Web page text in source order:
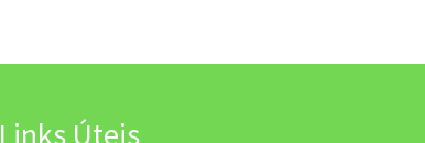
Links Úteis